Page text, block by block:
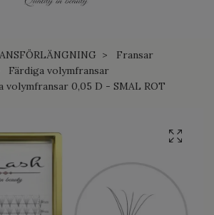
Fransar
Färdiga volymfransar
volymfransar 0,05 D - SMAL ROT